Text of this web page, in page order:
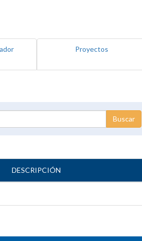
Proyectos
DESCRIPCIÓN